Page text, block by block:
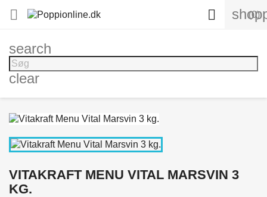
 (0)

search
clear
VITAKRAFT MENU VITAL MARSVIN 3
KG.